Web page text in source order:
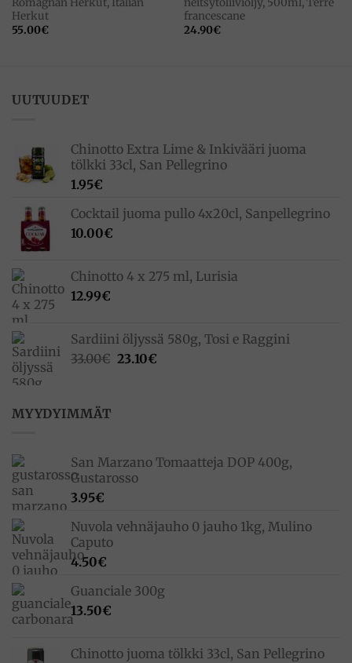
Romagnan Herkut, Italian
Herkut
55.00€
neitsytoliiviöljy, 500ml, Terre
francescane
24.90€
UUTUUDET
Chinotto Extra Lime & Inkivääri juoma
tölkki 33cl, San Pellegrino
1.95€
Cocktail juoma pullo 4x20cl, Sanpellegrino
10.00€
Chinotto 4 x 275 ml, Lurisia
12.99€
Sardiini öljyssä 580g, Tosi e Raggini
33.00€ Alkuperäinen
23.10€Nykyinen
MYYDYIMMÄT
San Marzano Tomaatteja DOP 400g,
Gustarosso
3.95€
Nuvola vehnäjauho 0 jauho 1kg, Mulino
Caputo
4.50€
Guanciale 300g
13.50€
Chinotto juoma tölkki 33cl, San Pellegrino